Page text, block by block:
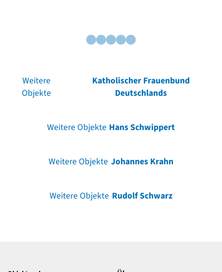
Weitere
Objekte
Katholischer Frauenbund
Deutschlands
Weitere Objekte Hans Schwippert
Weitere Objekte Johannes Krahn
Weitere Objekte Rudolf Schwarz